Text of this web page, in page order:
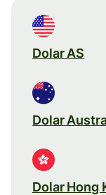
Dolar AS
Dolar
Dolar Hong